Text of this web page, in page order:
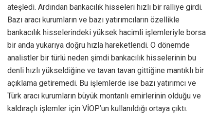
ateşledi. Ardından bankacılık hisseleri hızlı bir ralliye girdi.
Bazı aracı kurumların ve bazı yatırımcıların özellikle
bankacılık hisselerindeki yüksek hacimli işlemleriyle borsa
bir anda yukarıya doğru hızla hareketlendi. O dönemde
analistler bir türlü neden şimdi bankacılık hisselerinin bu
denli hızlı yükseldiğine ve tavan tavan gittiğine mantıklı bir
açıklama getiremedi. Bu işlemlerde ise bazı yatırımcı ve
Türk aracı kurumların büyük montanlı emirlerinin olduğu ve
kaldıraçlı işlemler için VİOP’un kullanıldığı ortaya çıktı.